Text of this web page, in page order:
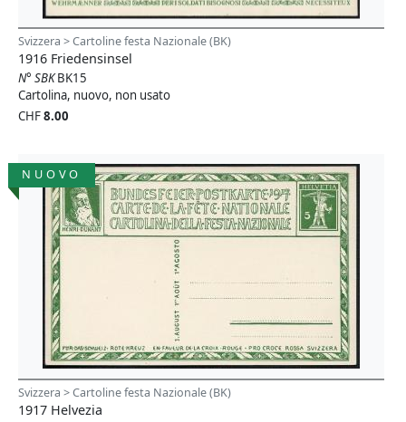
Svizzera > Cartoline festa Nazionale (BK)
1916 Friedensinsel
N° SBKBK15
Cartolina, nuovo, non usato
CHF8.00
NUOVO
Svizzera > Cartoline festa Nazionale (BK)
1917 Helvezia